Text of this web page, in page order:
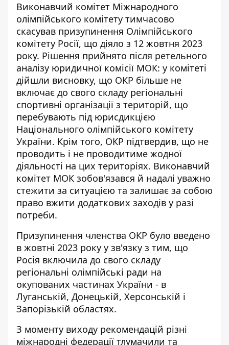
Виконавчий комітет Міжнародного
олімпійського комітету тимчасово
скасував призупинення Олімпійського
комітету Росії, що діяло з 12 жовтня 2023
року. Рішення прийнято після ретельного
аналізу юридичної комісії МОК: у комітеті
дійшли висновку, що ОКР більше не
включає до свого складу регіональні
спортивні організації з територій, що
перебувають під юрисдикцією
Національного олімпійського комітету
України. Крім того, ОКР підтвердив, що не
проводить і не проводитиме жодної
діяльності на цих територіях. Виконавчий
комітет МОК зобов'язався й надалі уважно
стежити за ситуацією та залишає за собою
право вжити додаткових заходів у разі
потреби.
Призупинення членства ОКР було введено
в жовтні 2023 року у зв'язку з тим, що
Росія включила до свого складу
регіональні олімпійські ради на
окупованих частинах України - в
Луганській, Донецькій, Херсонській і
Запорізькій областях.
З моменту виходу рекомендацій різні
міжнародні федерації тлумачили та